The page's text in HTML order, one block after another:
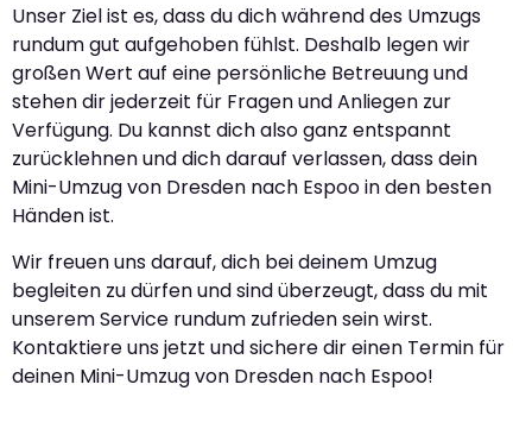
Unser Ziel ist es, dass du dich während des Umzugs
rundum gut aufgehoben fühlst. Deshalb legen wir
großen Wert auf eine persönliche Betreuung und
stehen dir jederzeit für Fragen und Anliegen zur
Verfügung. Du kannst dich also ganz entspannt
zurücklehnen und dich darauf verlassen, dass dein
Mini-Umzug von Dresden nach Espoo in den besten
Händen ist.
Wir freuen uns darauf, dich bei deinem Umzug
begleiten zu dürfen und sind überzeugt, dass du mit
unserem Service rundum zufrieden sein wirst.
Kontaktiere uns jetzt und sichere dir einen Termin für
deinen Mini-Umzug von Dresden nach Espoo!